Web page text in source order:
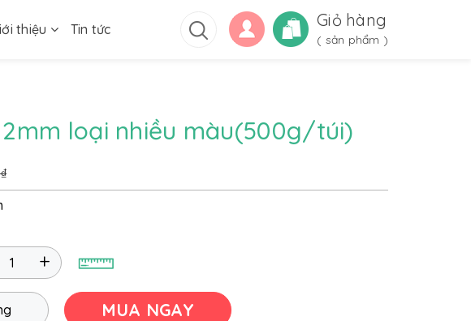
thiệu Tin tức Giỏ hàng
( sản phẩm )
2mm loại nhiều màu(500g/túi)
+
MUA NGAY